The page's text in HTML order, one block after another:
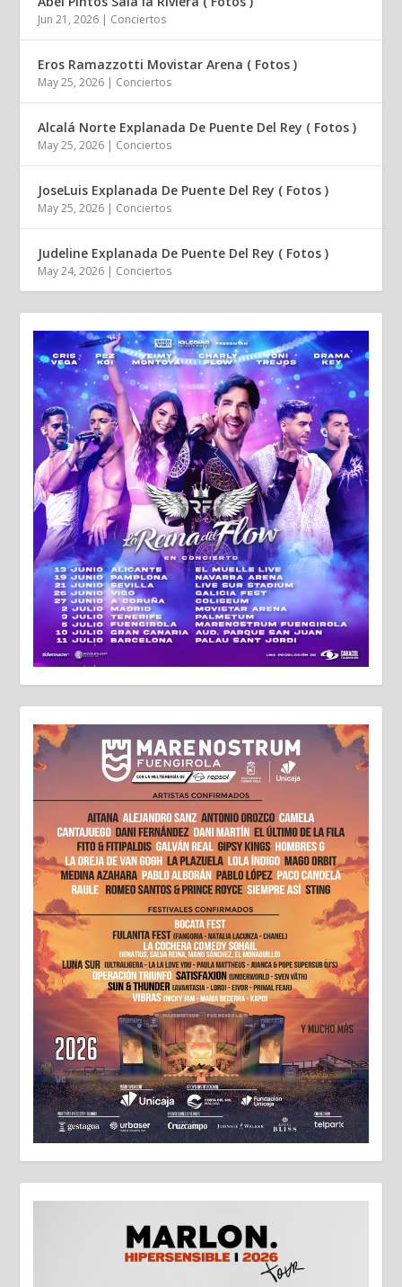
Jun 21, 2026 | Conciertos
Eros Ramazzotti Movistar Arena ( Fotos )
May 25, 2026 | Conciertos
Alcalá Norte Explanada De Puente Del Rey ( Fotos )
May 25, 2026 | Conciertos
JoseLuis Explanada De Puente Del Rey ( Fotos )
May 25, 2026 | Conciertos
Judeline Explanada De Puente Del Rey ( Fotos )
May 24, 2026 | Conciertos